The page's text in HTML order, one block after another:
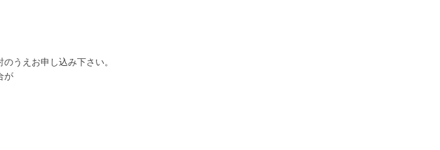
うえお申し込み下さい。
が